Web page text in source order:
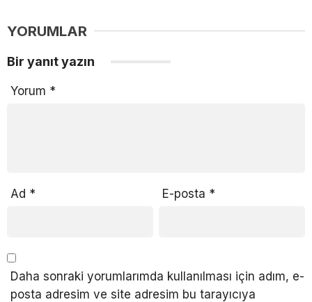
YORUMLAR
Bir yanıt yazın
Yorum *
Ad * E-posta *
Daha sonraki yorumlarımda kullanılması için adım, e-
posta adresim ve site adresim bu tarayıcıya